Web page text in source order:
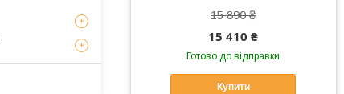
15 890 ₴
15 410 ₴
Готово до відправки
Купити